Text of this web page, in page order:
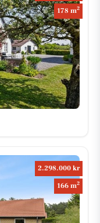
178 m2
2.298.000 kr
166 m2